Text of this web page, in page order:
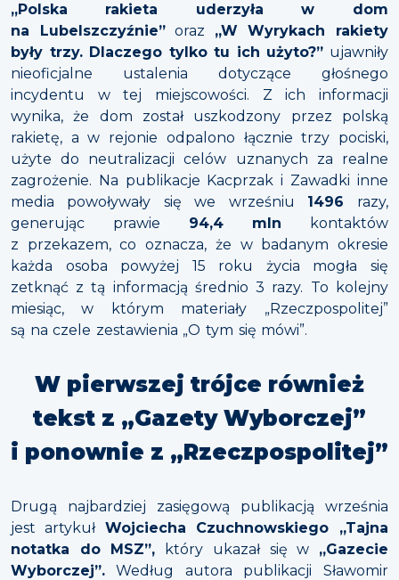
„Polska rakieta uderzyła w dom
na Lubelszczyźnie”oraz „W Wyrykach rakiety
były trzy. Dlaczego tylko tu ich użyto?” ujawniły
nieoficjalne ustalenia dotyczące głośnego
incydentu w tej miejscowości. Z ich informacji
wynika, że dom został uszkodzony przez polską
rakietę, a w rejonie odpalono łącznie trzy pociski,
użyte do neutralizacji celów uznanych za realne
zagrożenie. Na publikacje Kacprzak i Zawadki inne
media powoływały się we wrześniu 1496 razy,
generując prawie 94,4 mln kontaktów
z przekazem, co oznacza, że w badanym okresie
każda osoba powyżej 15 roku życia mogła się
zetknąć z tą informacją średnio 3 razy. To kolejny
miesiąc, w którym materiały „Rzeczpospolitej”
są na czele zestawienia „O tym się mówi”.
W pierwszej trójce również
tekst z „Gazety Wyborczej”
i ponownie z „Rzeczpospolitej”
Drugą najbardziej zasięgową publikacją września
jest artykuł Wojciecha Czuchnowskiego „Tajna
notatka do MSZ”, który ukazał się w „Gazecie
Wyborczej”. Według autora publikacji Sławomir